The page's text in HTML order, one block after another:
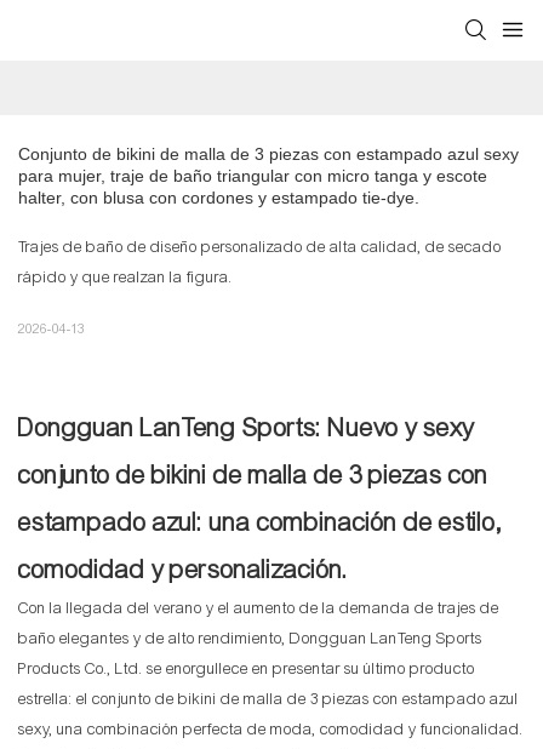
Conjunto de bikini de malla de 3 piezas con estampado azul sexy
para mujer, traje de baño triangular con micro tanga y escote
halter, con blusa con cordones y estampado tie-dye.
Trajes de baño de diseño personalizado de alta calidad, de secado
rápido y que realzan la figura.
2026-04-13
Dongguan LanTeng Sports: Nuevo y sexy
conjunto de bikini de malla de 3 piezas con
estampado azul: una combinación de estilo,
comodidad y personalización.
Con la llegada del verano y el aumento de la demanda de trajes de
baño elegantes y de alto rendimiento, Dongguan LanTeng Sports
Products Co., Ltd. se enorgullece en presentar su último producto
estrella: el conjunto de bikini de malla de 3 piezas con estampado azul
sexy, una combinación perfecta de moda, comodidad y funcionalidad.